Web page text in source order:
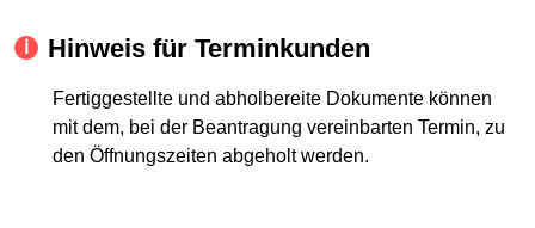
Hinweis für Terminkunden
Fertiggestellte und abholbereite Dokumente können
mit dem, bei der Beantragung vereinbarten Termin, zu
den Öffnungszeiten abgeholt werden.